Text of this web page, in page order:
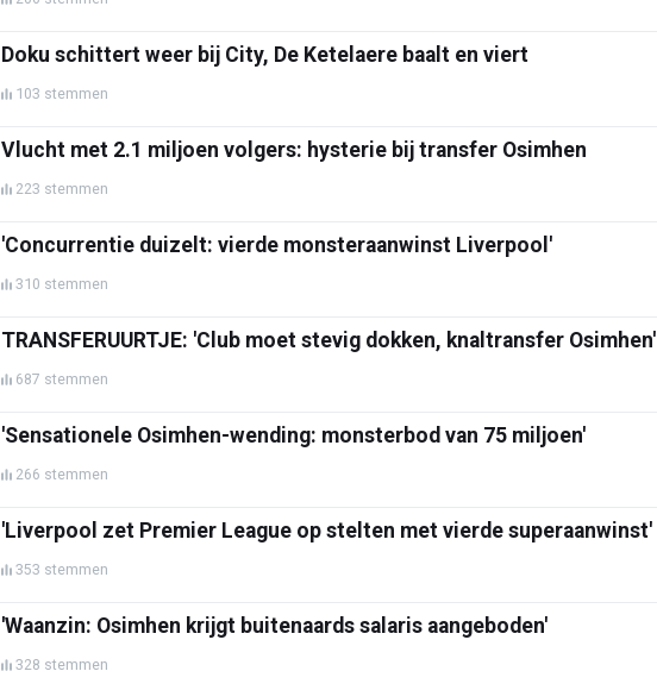
Doku schittert weer bij City, De Ketelaere baalt en viert
103 stemmen
Vlucht met 2.1 miljoen volgers: hysterie bij transfer Osimhen
223 stemmen
'Concurrentie duizelt: vierde monsteraanwinst Liverpool'
310 stemmen
TRANSFERUURTJE: 'Club moet stevig dokken, knaltransfer Osimhen'
687 stemmen
'Sensationele Osimhen-wending: monsterbod van 75 miljoen'
266 stemmen
'Liverpool zet Premier League op stelten met vierde superaanwinst'
353 stemmen
'Waanzin: Osimhen krijgt buitenaards salaris aangeboden'
328 stemmen